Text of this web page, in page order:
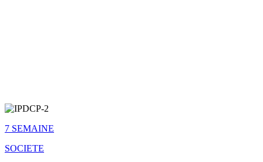
7 SEMAINE
SOCIETE